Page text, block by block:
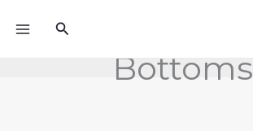
Rechercher
Bottoms